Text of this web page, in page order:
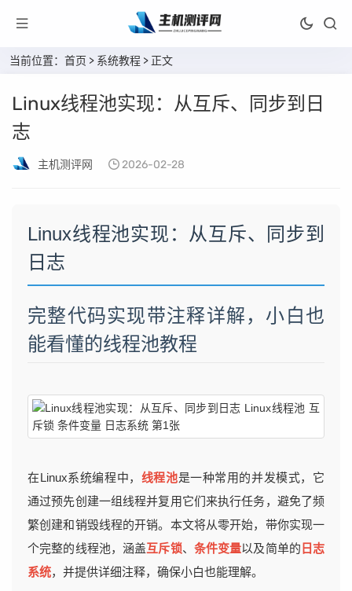
当前位置： 首页 > 系统教程 > 正文
Linux线程池实现：从互斥、同步到日
志
主机测评网 2026-02-28
Linux线程池实现：从互斥、同步到
日志
完整代码实现带注释详解，小白也
能看懂的线程池教程
在Linux系统编程中， 线程池是一种常用的并发模式，它
通过预先创建一组线程并复用它们来执行任务，避免了频
繁创建和销毁线程的开销。本文将从零开始，带你实现一
个完整的线程池，涵盖互斥锁、 条件变量以及简单的 日志
系统，并提供详细注释，确保小白也能理解。